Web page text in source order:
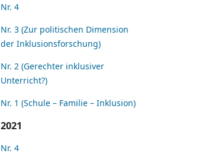
Nr. 4
Nr. 3 (Zur politischen Dimension
der Inklusionsforschung)
Nr. 2 (Gerechter inklusiver
Unterricht?)
Nr. 1 (Schule – Familie – Inklusion)
2021
Nr. 4